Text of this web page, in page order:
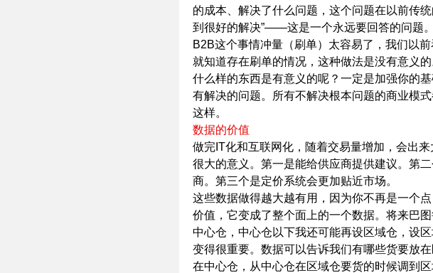
的成本、解决了什么问题，这个问题在以前传
到很好的解决”——这是一个永远要回答的问题。
B2B这个事情冲量（刷单）太容易了，我们以
就知道存在刷单的情况，这种做法是没有意义的
什么样的东西是有意义的呢？一定是加强你的
有解决的问题。所有不解决根本问题的商业模
这样。
数据的价值
做完IT化和互联网化，随着交易量增加，会出
很大的意义。第一是能给供应商提供建议。第
商。第三个是定价系统会更加贴近市场。
这些数据做得越大越有用，因为你不再是一个
价值，它变成了整个面上的一个数据。将来巴
中心仓，中心仓以下我还可能再设区域仓，设
变得很重要。数据可以告诉我们有哪些货要放
在中心仓，从中心仓在区域仓要货的时候调到